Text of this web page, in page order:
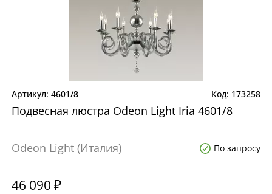
4601/8 173258
Подвесная люстра Odeon Light Iria 4601/8
Odeon Light (Италия) По запросу
46 090 ₽